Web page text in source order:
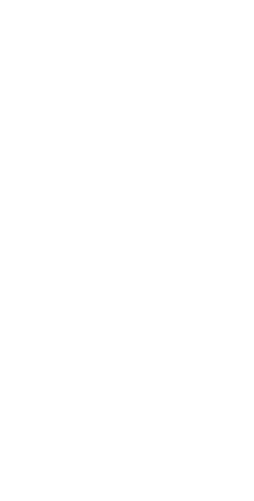
。
」ことにします。 あと
とば」を届けるために。